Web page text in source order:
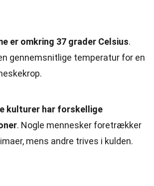
er omkring 37 grader Celsius.
gennemsnitlige temperatur for en
kulturer har forskellige
. Nogle mennesker foretrækker
mens andre trives i kulden.